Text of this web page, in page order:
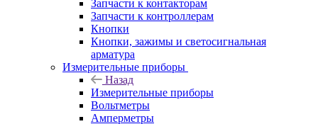
Запчасти к контакторам
Запчасти к контроллерам
Кнопки
Кнопки, зажимы и светосигнальная
арматура
Измерительные приборы
Назад
Измерительные приборы
Вольтметры
Амперметры